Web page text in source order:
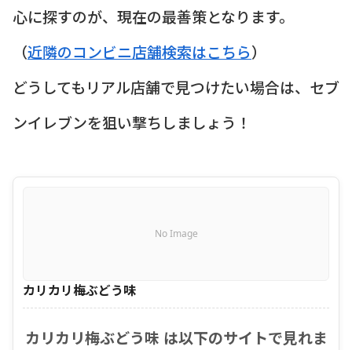
心に探すのが、現在の最善策となります。
（近隣のコンビニ店舗検索はこちら）
どうしてもリアル店舗で見つけたい場合は、セブ
ンイレブンを狙い撃ちしましょう！
No Image
カリカリ梅ぶどう味
カリカリ梅ぶどう味 は以下のサイトで見れま